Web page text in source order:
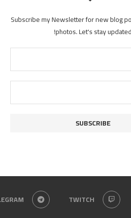
Subscribe my Newsletter for new blog
photos. Let's stay updated!
TWITCH